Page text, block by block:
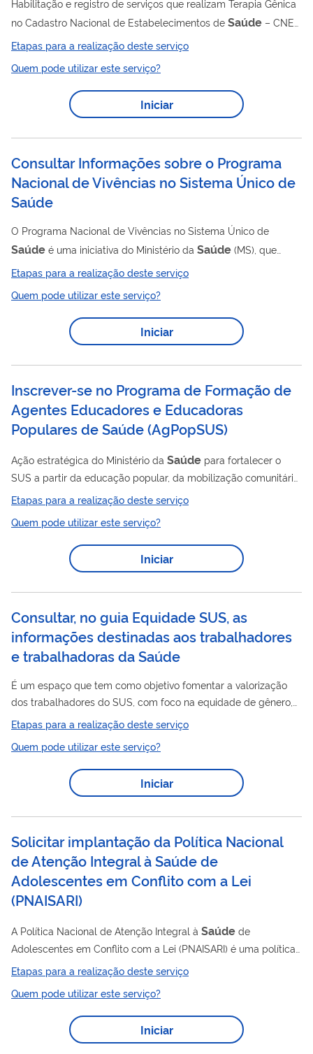
Habilitação e registro de serviços que realizam Terapia Gênica
no Cadastro Nacional de Estabelecimentos de Saúde – CNES
e inclui procedimentos na Tabela de Procedimentos
Medicamentos, Órteses, Próteses e Materiais Especiais do SUS
– Tabela de Procedimentos do SUS
Etapas para a realização deste serviço
Quem pode utilizar este serviço?
Iniciar
Consultar Informações sobre o Programa
Nacional de Vivências no Sistema Único de
Saúde
O Programa Nacional de Vivências no Sistema Único de
Saúde é uma iniciativa do Ministério da Saúde (MS), que
busca fortalecer e aprimorar a formação de estudantes,
residentes, trabalhadores(as), gestores(as), docentes e
movimentos sociais da área dasaúde
em equipe, na promoção da equidade e nas mudanças nos
modelos de atenção e gestão, o programa promove a
Etapas para a realização deste serviço
Quem pode utilizar este serviço?
Iniciar
Inscrever-se no Programa de Formação de
Agentes Educadores e Educadoras
Populares de Saúde(AgPopSUS)
Ação estratégica do Ministério da Saúde para fortalecer o
SUS a partir da educação popular, da mobilização comunitária
e da formação cidadã em territórios vulnerabilizados, nas
periferias urbanas, do campo, da floresta e das águas. O
programa objetiva constituir uma rede nacional de Agentes
Educadoras/es Populares deSaúde, voltada para o
fortalecimento do SUS e o desenvolvimento de Territórios
práticas tradicionais e populares de cuidado,...
Etapas para a realização deste serviço
Quem pode utilizar este serviço?
Iniciar
Consultar, no guia Equidade SUS, as
informações destinadas aos trabalhadores
e trabalhadoras da Saúde
É um espaço que tem como objetivo fomentar a valorização
dos trabalhadores do SUS, com foco na equidade de gênero,
raça e etnia.
Etapas para a realização deste serviço
Quem pode utilizar este serviço?
Iniciar
Solicitar implantação da Política Nacional
de Atenção Integral à Saúde de
Adolescentes em Conflito com a Lei
(PNAISARI)
A Política Nacional de Atenção Integral à Saúde de
Adolescentes em Conflito com a Lei (PNAISARI) é uma política
pública brasileira com o objetivo de assegurar o acesso
estão cumprindo medidas socioeducativas em regimes como
internação, semiliberdade ou meio aberto. Ela estabelece a
Atenção Primária à
(APS) como ponto focal do
Etapas para a realização deste serviço
Quem pode utilizar este serviço?
Iniciar